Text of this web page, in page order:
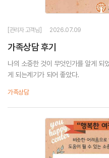
[관리자 고객님] 2026.07.09
가족상담 후기
나의 소중한 것이 무엇인가를 알게 되
게 되는계기가 되어 좋았다.
가족상담